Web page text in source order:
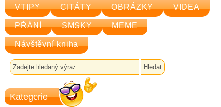
VTIPY CITÁTY OBRÁZKY VIDEA
PŘÁNÍ SMSKY MEME
Návštěvní kniha
Kategorie